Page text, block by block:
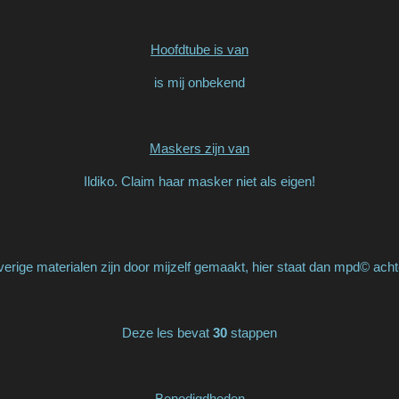
Hoofdtube is van
is mij onbekend
Maskers zijn van
Ildiko. Claim haar masker niet als eigen!
materialen zijn door mijzelf gemaakt, hier staat dan mpd©
Deze les bevat 30 stappen